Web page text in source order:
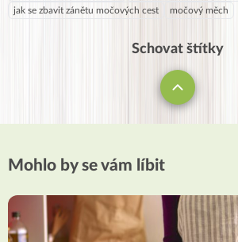
jak se zbavit zánětu močových cest močový měch
Schovat štítky
Mohlo by se vám líbit